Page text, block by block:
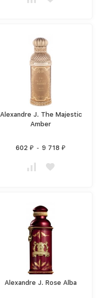
Alexandre J. The Majestic
Amber
602₽ - 9 718₽
Alexandre J. Rose Alba